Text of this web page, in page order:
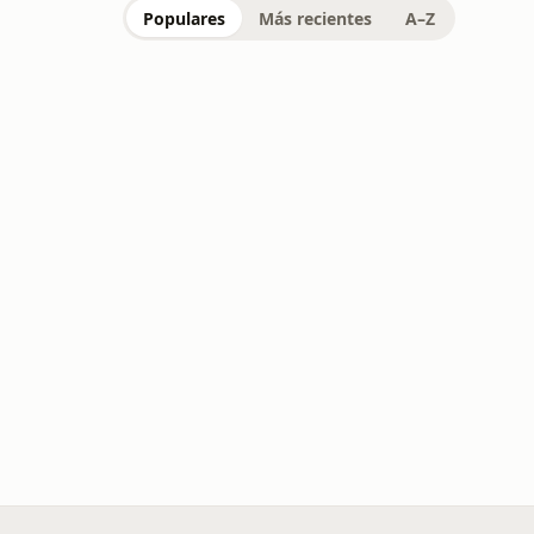
Populares Más recientes A–Z